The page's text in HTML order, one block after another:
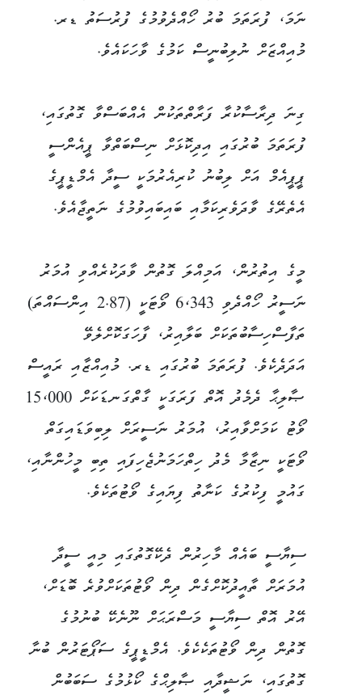
ނަމަ، ފުރަތަމަ ބުރު ހޯއްދެވުމުގެ ފުރުސަތު ޑރ.
މުއިއްޒަށް ނުލިބުނީސް ކަމުގެ ވާހަކައެވެ.
ގިނަ ދިރާސާކުރާ ފަރާތްތަކުން އެއްބަސްވާ ގޮތުގައި،
ފުރަތަމަ ބުރުގައި އިދިކޮޅަށް ނިސްބަތްވާ ޕީއެންސީ
ޕީޕީއެމް އަށް ލިބުނު ކުރިއެރުމަކީ ސީދާ އެމްޑީޕީގެ
އެތެރޭގެ ވާދަވެރިކަމާއި ބައިބައިވުމުގެ ނަތީޖާއެވެ.
މީގެ އިތުރުން، އަމިއްލަ ގޮތުން ވާދަކުރެއްވި އުމަރު
ނަސީރު ހޯއްދެވި 6،343 ވޯޓަކީ (2.87 އިންސައްތަ)
ތަފާސްހިސާބުތަކަށް ބަލާއިރު، ފާހަގަކޮށްލެވޭ
އަދަދެކެވެ. ފުރަތަމަ ބުރުގައި ޑރ. މުއިއްޒާއި ރައީސް
ޞާލިޙާ ދެމެދު އޮތް ފަރަގަކީ ގާތްގަނޑަކަށް 15،000
ވޯޓު ކަމަށްވާއިރު، އުމަރު ނަސީރަށް ލިބިވަޑައިގަތް
ވޯޓަކީ ނިޒާމާ މެދު ހިތްހަމަނުޖެހިފައި ތިބި މީހުންނާއި،
ގައުމީ ފިކުރުގެ ކަނާތު ފިޔައިގެ ވޯޓުތަކެވެ.
ސިޔާސީ ބައެއް މާހިރުން ދެކޭގޮތުގައި މިއީ ސީދާ
އުމަރަށް ތާއީދުކޮށްގެން ދިން ވޯޓުތަކަށްވުރެ ބޮޑަށް،
އޭރު އޮތް ސިޔާސީ މަސްރަޙަށް ނޫނެކޭ ބުނުމުގެ
ގޮތުން ދިން ވޯޓުތަކެކެވެ. އެމްޑީޕީގެ ސަޕޯޓަރުން ބުނާ
ގޮތުގައި، ނަޝީދާއި ޞާލިޙްގެ ކޯޅުމުގެ ސަބަބުން